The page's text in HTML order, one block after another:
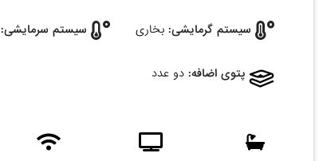
سیستم گرمایشی: بخاری سیستم سرمایشی:
پتوی اضافه: دو عدد